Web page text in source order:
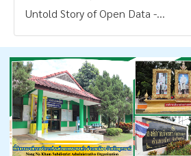
Untold Story of Open Data -...